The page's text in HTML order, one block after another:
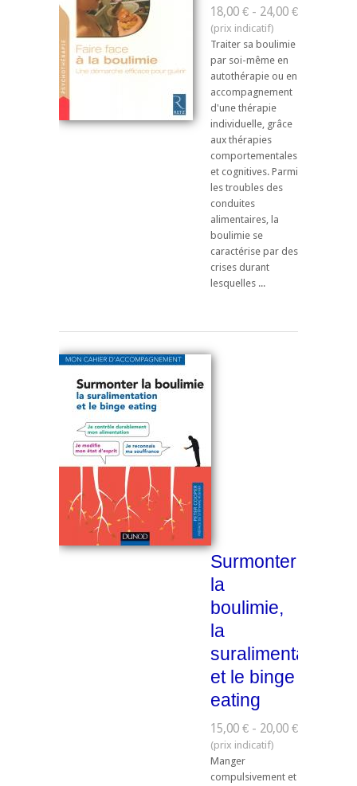
18,00 € - 24,00 €
Traiter sa boulimie
par soi-même en
autothérapie ou en
accompagnement
d'une thérapie
individuelle, grâce
aux thérapies
comportementales
et cognitives. Parmi
les troubles des
conduites
alimentaires, la
boulimie se
caractérise par des
crises durant
lesquelles ...
Surmonter
la
boulimie,
la
suralimentation
et le binge
eating
15,00 € - 20,00 €
Manger
compulsivement et